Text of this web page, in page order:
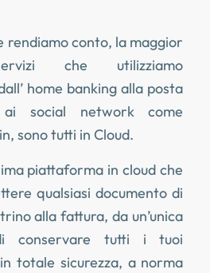
rendiamo conto, la maggior
che utilizziamo
home banking alla posta
social network come
sono tutti in Cloud.
piattaforma in cloud che
qualsiasi documento di
alla fattura, da un’unica
conservare tutti i tuoi
totale sicurezza, a norma